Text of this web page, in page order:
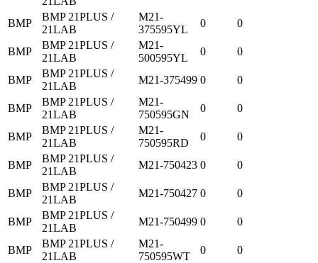
BMP
BMP 21PLUS /
21LAB
M21-
375595YL
0 0
BMP
BMP 21PLUS /
21LAB
M21-
500595YL
0 0
BMP
BMP 21PLUS /
21LAB
M21-375499 0 0
BMP
BMP 21PLUS /
21LAB
M21-
750595GN
0 0
BMP
BMP 21PLUS /
21LAB
M21-
750595RD
0 0
BMP
BMP 21PLUS /
21LAB
M21-750423 0 0
BMP
BMP 21PLUS /
21LAB
M21-750427 0 0
BMP
BMP 21PLUS /
21LAB
M21-750499 0 0
BMP
BMP 21PLUS /
21LAB
M21-
750595WT
0 0